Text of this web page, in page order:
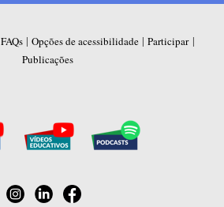
FAQs| Opções de acessibilidade| Participar|
Publicações